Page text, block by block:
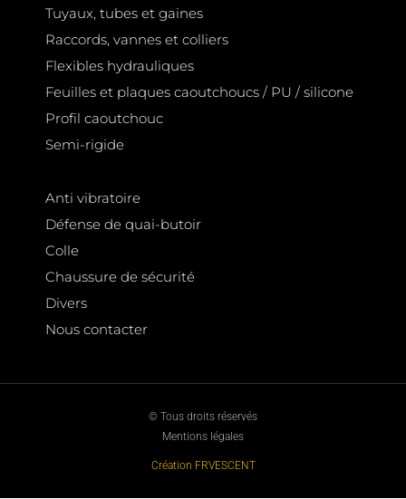
Tuyaux, tubes et gaines
Raccords, vannes et colliers
Flexibles hydrauliques
Feuilles et plaques caoutchoucs / PU / silicone
Profil caoutchouc
Semi-rigide
Anti vibratoire
Défense de quai-butoir
Colle
Chaussure de sécurité
Divers
Nous contacter
© Tous droits réservés
Mentions légales
Création FRVESCENT